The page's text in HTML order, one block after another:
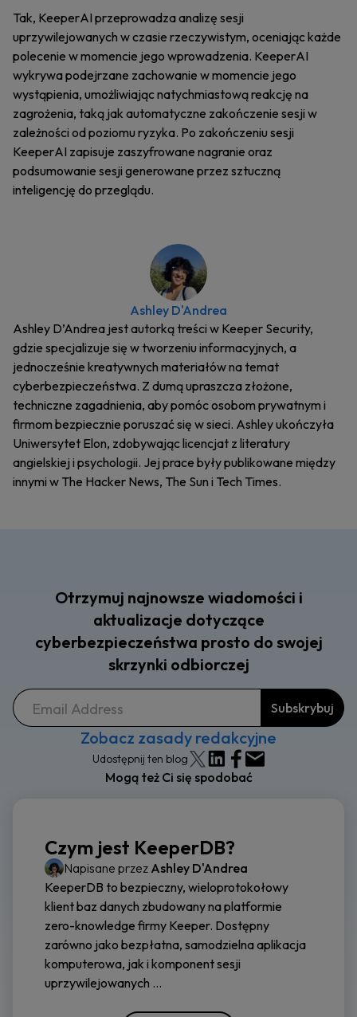
Tak, KeeperAI przeprowadza analizę sesji
uprzywilejowanych w czasie rzeczywistym, oceniając każde
polecenie w momencie jego wprowadzenia. KeeperAI
wykrywa podejrzane zachowanie w momencie jego
wystąpienia, umożliwiając natychmiastową reakcję na
zagrożenia, taką jak automatyczne zakończenie sesji w
zależności od poziomu ryzyka. Po zakończeniu sesji
KeeperAI zapisuje zaszyfrowane nagranie oraz
podsumowanie sesji generowane przez sztuczną
inteligencję do przeglądu.
Ashley D'Andrea
Ashley D’Andrea jest autorką treści w Keeper Security,
gdzie specjalizuje się w tworzeniu informacyjnych, a
jednocześnie kreatywnych materiałów na temat
cyberbezpieczeństwa. Z dumą upraszcza złożone,
techniczne zagadnienia, aby pomóc osobom prywatnym i
firmom bezpiecznie poruszać się w sieci. Ashley ukończyła
Uniwersytet Elon, zdobywając licencjat z literatury
angielskiej i psychologii. Jej prace były publikowane między
innymi w The Hacker News, The Sun i Tech Times.
Otrzymuj najnowsze wiadomości i
aktualizacje dotyczące
cyberbezpieczeństwa prosto do swojej
skrzynki odbiorczej
Zobacz zasady redakcyjne
Udostępnij ten blog
Mogą też Ci się spodobać
Czym jest KeeperDB?
Napisane przez Ashley D'Andrea
KeeperDB to bezpieczny, wieloprotokołowy
klient baz danych zbudowany na platformie
zero-knowledge firmy Keeper. Dostępny
zarówno jako bezpłatna, samodzielna aplikacja
komputerowa, jak i komponent sesji
uprzywilejowanych ...